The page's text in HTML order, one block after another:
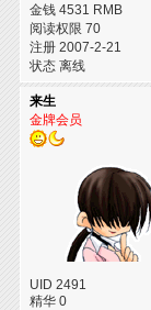
金钱 4531 RMB
阅读权限 70
注册 2007-2-21
状态 离线
来生
金牌会员
UID 2491
精华 0